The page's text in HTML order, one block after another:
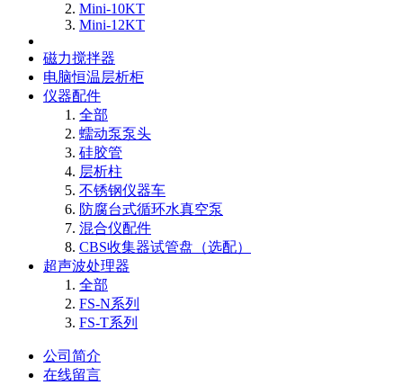
Mini-10KT
Mini-12KT
磁力搅拌器
电脑恒温层析柜
仪器配件
全部
蠕动泵泵头
硅胶管
层析柱
不锈钢仪器车
防腐台式循环水真空泵
混合仪配件
CBS收集器试管盘（选配）
超声波处理器
全部
FS-N系列
FS-T系列
公司简介
在线留言